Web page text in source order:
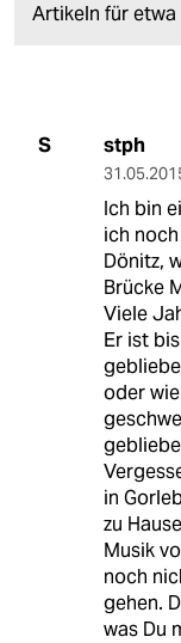
Artikeln für etwa
S stph
Ich bin
ich
Dönitz,
Brücke
Viele
Er ist
oder
in
zu
Musik
noch
gehen.
was Du